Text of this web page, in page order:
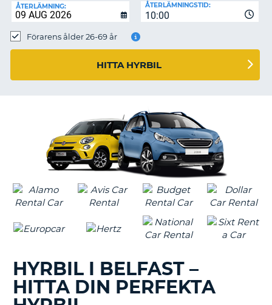
ÅTERLÄMNING:
10:00
ÅTERLÄMNINGSTID:
Förarens ålder 26-69 år
HITTA HYRBIL
HYRBIL I BELFAST –
HITTA DIN PERFEKTA